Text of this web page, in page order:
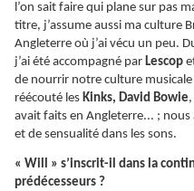
l’on sait faire qui plane sur pas
titre, j’assume aussi ma culture
Angleterre où j’ai vécu un peu.
j’ai été accompagné par Lescop
de nourrir notre culture
réécouté les Kinks, David Bowie
avait faits en Angleterre... ; nous
et de sensualité dans les sons.
« Will » s’inscrit-il dans la
prédécesseurs ?